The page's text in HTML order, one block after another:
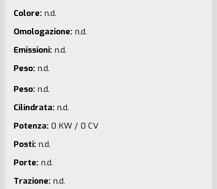
Colore: n.d.
Omologazione: n.d.
Emissioni: n.d.
Peso: n.d.
Peso: n.d.
Cilindrata: n.d.
Potenza: 0 KW / 0 CV
Posti: n.d.
Porte: n.d.
Trazione: n.d.